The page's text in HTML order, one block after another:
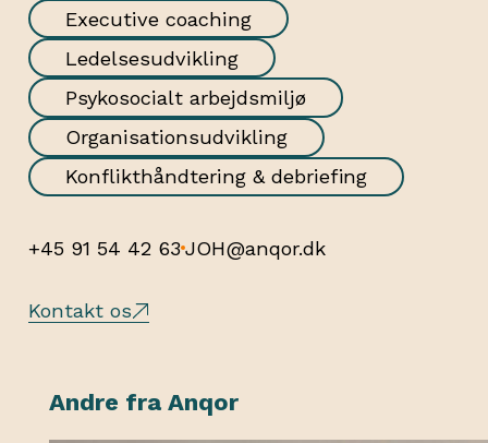
Executive coaching
Ledelsesudvikling
Psykosocialt arbejdsmiljø
Organisationsudvikling
Konflikthåndtering & debriefing
+45 91 54 42 63JOH@anqor.dk
Kontakt os
Andre fra Anqor